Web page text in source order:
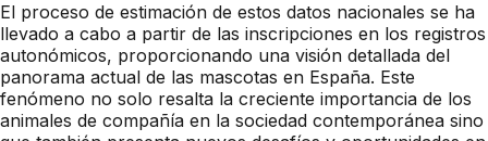
El proceso de estimación de estos datos nacionales se ha
llevado a cabo a partir de las inscripciones en los registros
autonómicos, proporcionando una visión detallada del
panorama actual de las mascotas en España. Este
fenómeno no solo resalta la creciente importancia de los
animales de compañía en la sociedad contemporánea sino